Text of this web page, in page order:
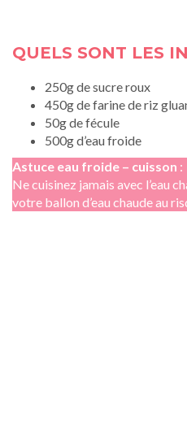
QUELS SONT LES
250g de sucre roux
450g de farine de riz
50g de fécule
500g d’eau froide
Astuce eau froide – cuisson :
Ne cuisinez jamais avec l’eau
votre ballon d’eau chaude au